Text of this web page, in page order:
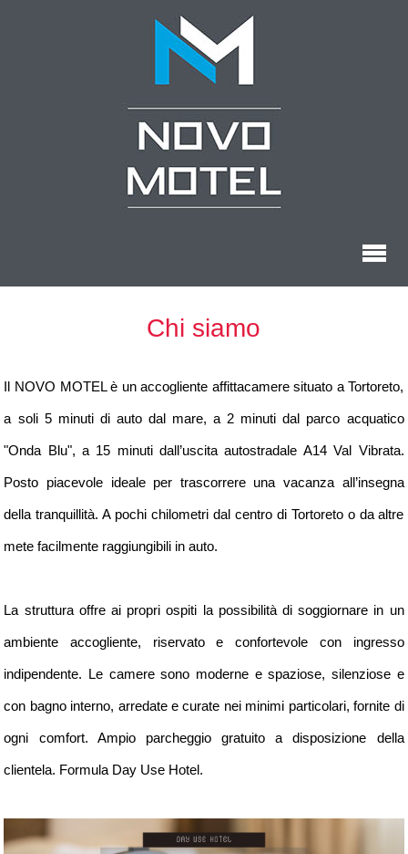
Chi siamo
Listino prezzi
Cosa visitare
Contatti
Chi siamo
Il NOVO MOTEL è un accogliente affittacamere situato a Tortoreto,
a soli 5 minuti di auto dal mare, a 2 minuti dal parco acquatico
"Onda Blu", a 15 minuti dall’uscita autostradale A14 Val Vibrata.
Posto piacevole ideale per trascorrere una vacanza all’insegna
della tranquillità. A pochi chilometri dal centro di Tortoreto o da altre
mete facilmente raggiungibili in auto.
La struttura offre ai propri ospiti la possibilità di soggiornare in un
ambiente accogliente, riservato e confortevole con ingresso
indipendente. Le camere sono moderne e spaziose, silenziose e
con bagno interno, arredate e curate nei minimi particolari, fornite di
ogni comfort. Ampio parcheggio gratuito a disposizione della
clientela. Formula Day Use Hotel.